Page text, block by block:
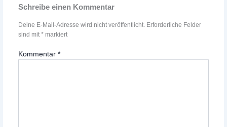
Schreibe einen Kommentar
Deine E-Mail-Adresse wird nicht veröffentlicht. Erforderliche Felder
sind mit* markiert
Kommentar*